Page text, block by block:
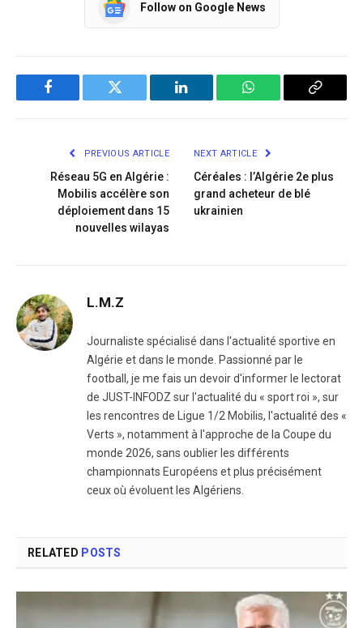
Follow on Google News
Facebook Twitter LinkedIn WhatsApp Copy
PREVIOUS ARTICLE
Réseau 5G en Algérie :
Mobilis accélère son
déploiement dans 15
nouvelles wilayas
NEXT ARTICLE
Céréales : l’Algérie 2e plus
grand acheteur de blé
ukrainien
L.M.Z
Journaliste spécialisé dans l'actualité sportive en
Algérie et dans le monde. Passionné par le
football, je me fais un devoir d'informer le lectorat
de JUST-INFODZ sur l'actualité du « sport roi », sur
les rencontres de Ligue 1/2 Mobilis, l'actualité des «
Verts », notamment à l'approche de la Coupe du
monde 2026, sans oublier les différents
championnats Européens et plus précisément
ceux où évoluent les Algériens.
RELATED POSTS